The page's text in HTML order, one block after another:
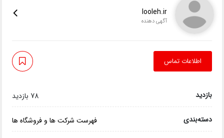
looleh.ir
آگهی دهنده
اطلاعات تماس
بازدید 78 بازدید
دسته‌بندی فهرست شرکت ها و فروشگاه ها